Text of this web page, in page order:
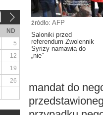
źródło: AFP
Saloniki przed
referendum Zwolennik
Syrizy namawią do
„nie”
mandat do
ND
5
12
19
26